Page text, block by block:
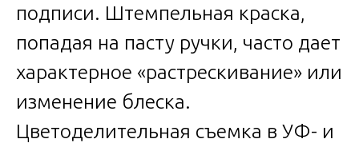
подписи. Штемпельная краска,
попадая на пасту ручки, часто дает
характерное «растрескивание» или
изменение блеска.
Цветоделительная съемка в УФ- и